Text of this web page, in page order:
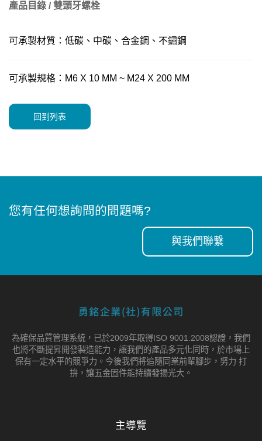
產品目錄 / 雙頭牙螺栓
可承製材質：低碳、中碳、合金鋼、不鏽鋼
可承製規格：M6 X 10 MM ~ M24 X 200 MM
回到列表
您有任何想詢問的問題嗎?
與我們聯繫
為確保品質管理系統，已於2009年取得ISO 9001:2008認證，我們
也將不斷提昇開發製造能力，讓我們的產品多元化同時，於市場上
保有一定水平的競爭力。今後我們將追隨同業前輩腳步，努力 打
拚，讓五金固件能持續發揚光大。
主導覽